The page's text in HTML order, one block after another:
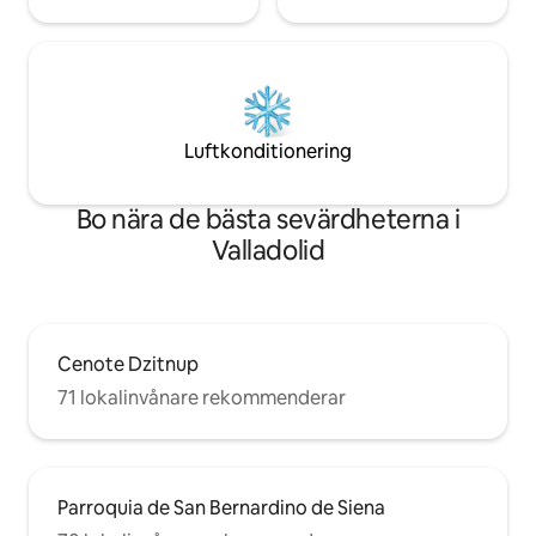
Luftkonditionering
Bo nära de bästa sevärdheterna i
Valladolid
Cenote Dzitnup
71 lokalinvånare rekommenderar
Parroquia de San Bernardino de Siena